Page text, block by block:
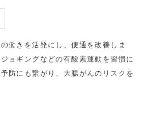
働きを活発にし、便通を改善しま
ョギングなどの有酸素運動を習慣に
防にも繋がり、大腸がんのリスクを